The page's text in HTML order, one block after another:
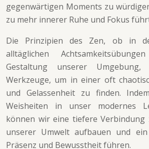
gegenwärtigen Moments zu
zu mehr innerer Ruhe und Fokus
Die Prinzipien des Zen, ob in
alltäglichen
Gestaltung unserer Umgebung,
Werkzeuge, um in einer oft
und Gelassenheit zu finden.
Weisheiten in unser modernes
können wir eine tiefere Verbindung
unserer Umwelt aufbauen und
Präsenz und Bewusstheit führen.